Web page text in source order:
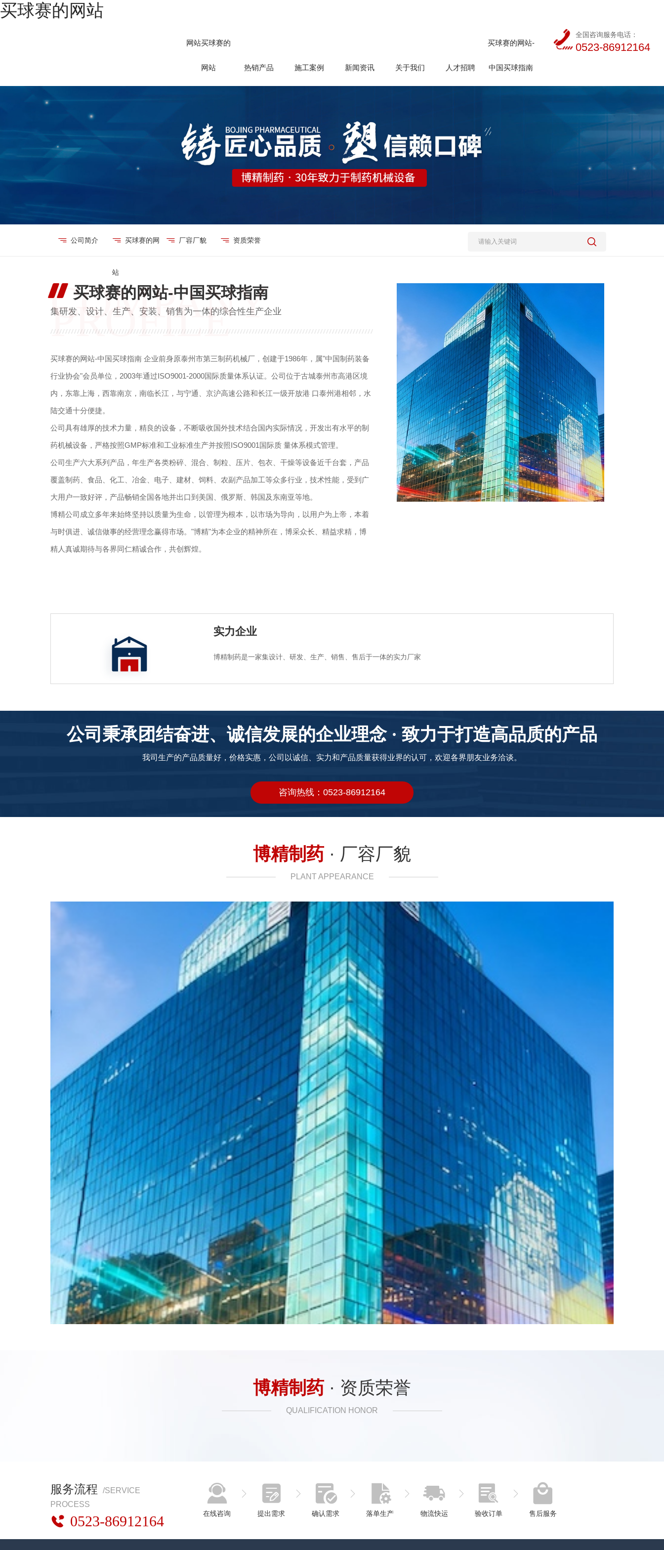
买球赛的网站
网站买球赛的
网站 热销产品 施工案例 新闻资讯 关于我们 人才招聘
买球赛的网站-
中国买球指南
全国咨询服务电话：
0523-86912164
公司简介 买球赛的网
站
厂容厂貌 资质荣誉
买球赛的网站-中国买球指南
集研发、设计、生产、安装、销售为一体的综合性生产企业
买球赛的网站-中国买球指南 企业前身原泰州市第三制药机械厂，创建于1986年，属"中国制药装备
行业协会"会员单位，2003年通过ISO9001-2000国际质量体系认证。公司位于古城泰州市高港区境
内，东靠上海，西靠南京，南临长江，与宁通、京沪高速公路和长江一级开放港 口泰州港相邻，水
陆交通十分便捷。
公司具有雄厚的技术力量，精良的设备，不断吸收国外技术结合国内实际情况，开发出有水平的制
药机械设备，严格按照GMP标准和工业标准生产并按照ISO9001国际质 量体系模式管理。
公司生产六大系列产品，年生产各类粉碎、混合、制粒、压片、包衣、干燥等设备近千台套，产品
覆盖制药、食品、化工、冶金、电子、建材、饲料、农副产品加工等众多行业，技术性能，受到广
大用户一致好评，产品畅销全国各地并出口到美国、俄罗斯、韩国及东南亚等地。
博精公司成立多年来始终坚持以质量为生命，以管理为根本，以市场为导向，以用户为上帝，本着
与时俱进、诚信做事的经营理念赢得市场。"博精"为本企业的精神所在，博采众长、精益求精，博
精人真诚期待与各界同仁精诚合作，共创辉煌。
实力企业
博精制药是一家集设计、研发、生产、销售、售后于一体的实力厂家
公司秉承团结奋进、诚信发展的企业理念 · 致力于打造高品质的产品
我司生产的产品质量好，价格实惠，公司以诚信、实力和产品质量获得业界的认可，欢迎各界朋友业务洽谈。
咨询热线：0523-86912164
博精制药· 厂容厂貌
PLANT APPEARANCE
博精制药· 资质荣誉
QUALIFICATION HONOR
服务流程
/SERVICE
PROCESS
0523-86912164 在线咨询 提出需求 确认需求 落单生产 物流快运 验收订单 售后服务